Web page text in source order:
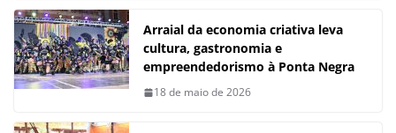
Arraial da economia criativa leva
cultura, gastronomia e
empreendedorismo à Ponta Negra
18 de maio de 2026